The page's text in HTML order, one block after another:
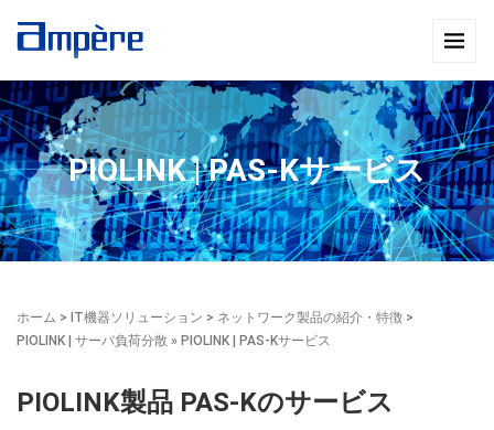
PIOLINK | PAS-Kサービス
ホーム > IT機器ソリューション > ネットワーク製品の紹介・特徴 >
PIOLINK | サーバ負荷分散 » PIOLINK | PAS-Kサービス
PIOLINK製品 PAS-Kのサービス